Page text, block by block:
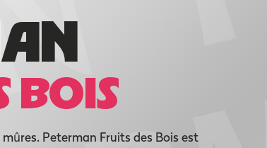
BOIS
Peterman Fruits des Bois est